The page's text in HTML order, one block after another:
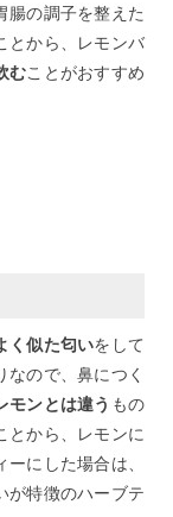
腸の調子を整えた
とから、レモンバ
むことがおすすめ
く似た匂いをして
ので、鼻につく
モンとは違う もの
とから、レモンに
にした場合は、
が特徴のハーブテ